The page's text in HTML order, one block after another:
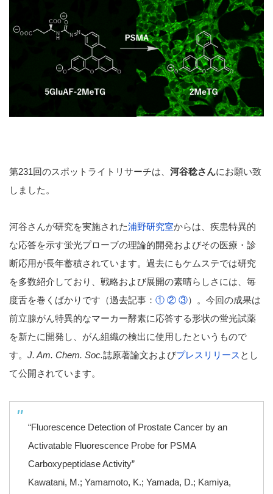
第231回のスポットライトリサーチは、 河谷稔さんにお願い致
しました。
河谷さんが研究を実施された浦野研究室からは、疾患特異的
な応答を示す蛍光プローブの理論的開発およびその医療・診
断応用が長年蓄積されています。過去にもケムステでは研究
を多数紹介しており、戦略および展開の素晴らしさには、毎
度舌を巻くばかりです（過去記事： ① ② ③）。今回の成果は
前立腺がん特異的なマーカー酵素に応答する形状の蛍光試薬
を新たに開発し、がん組織の検出に使用したというもので
す。 J. Am. Chem. Soc.誌原著論文およびプレスリリース とし
て公開されています。
“Fluorescence Detection of Prostate Cancer by an
Activatable Fluorescence Probe for PSMA
Carboxypeptidase Activity”
Kawatani, M.; Yamamoto, K.; Yamada, D.; Kamiya,